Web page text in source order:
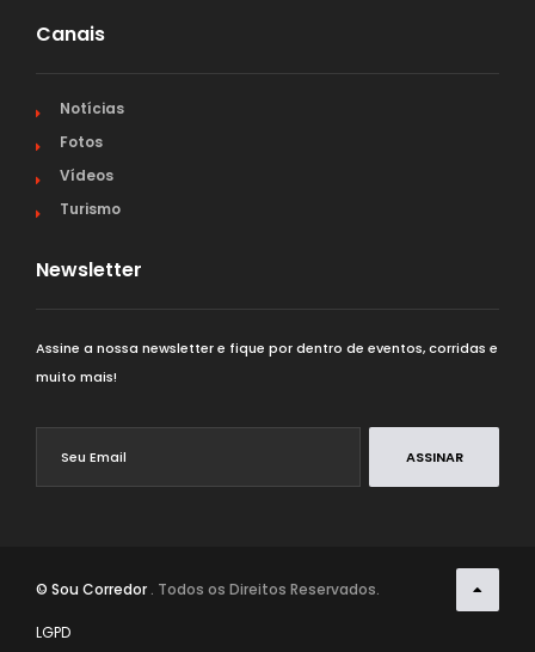
Canais
Notícias
Fotos
Vídeos
Turismo
Newsletter
Assine a nossa newsletter e fique por dentro de eventos, corridas e
muito mais!
ASSINAR
© Sou Corredor. Todos os Direitos Reservados.
LGPD